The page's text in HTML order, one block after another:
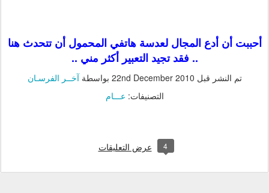
أحببت أن أدع المجال لعدسة هاتفي المحمول أن تتحدث هنا
.. فقد تجيد التعبير أكثر مني ..
تم النشر قبل 22nd December 2010 بواسطةآخــر الفرسـان
التصنيفات: عـــام
4 عرض التعليقات